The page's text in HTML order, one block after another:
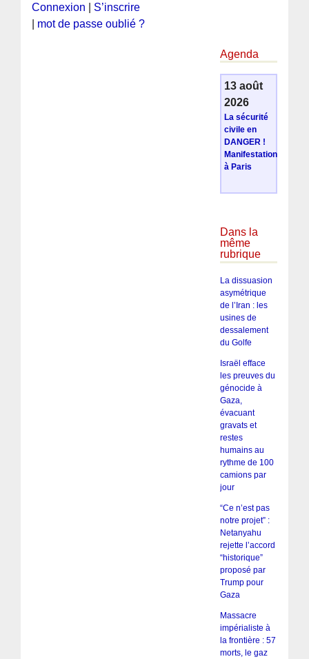
Connexion
S’inscrire
mot de passe oublié ?
Agenda
13 août
2026
La sécurité
civile en
DANGER !
Manifestation
à Paris
Dans la
même
rubrique
La dissuasion
asymétrique
de l’Iran : les
usines de
dessalement
du Golfe
Israël efface
les preuves du
génocide à
Gaza,
évacuant
gravats et
restes
humains au
rythme de 100
camions par
jour
“Ce n’est pas
notre projet” :
Netanyahu
rejette l’accord
“historique”
proposé par
Trump pour
Gaza
Massacre
impérialiste à
la frontière : 57
morts, le gaz